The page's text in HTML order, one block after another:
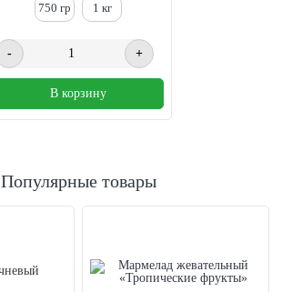
750 гр 1 кг
- +
В корзину
Популярные товары